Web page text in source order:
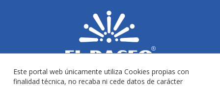
Este portal web únicamente utiliza Cookies propias con
finalidad técnica, no recaba ni cede datos de carácter